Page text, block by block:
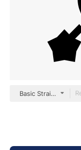
Basic Straight Filled